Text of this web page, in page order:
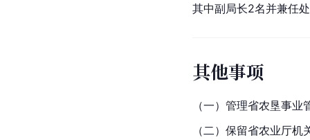
其中副局长2名并兼任
其他事项
（一）管理省农垦事业
（二）保留省农业厅